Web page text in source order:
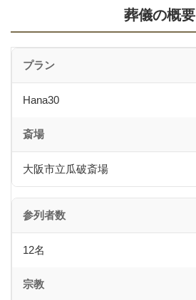
葬儀の概要
プラン
Hana30
斎場
大阪市立瓜破斎場
参列者数
12名
宗教